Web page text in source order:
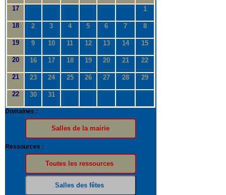
17
1
18 2 3 4 5 6 7 8
19 9 10 11 12 13 14 15
20 16 17 18 19 20 21 22
21 23 24 25 26 27 28 29
22 30 31
Domaines :
Ressources :